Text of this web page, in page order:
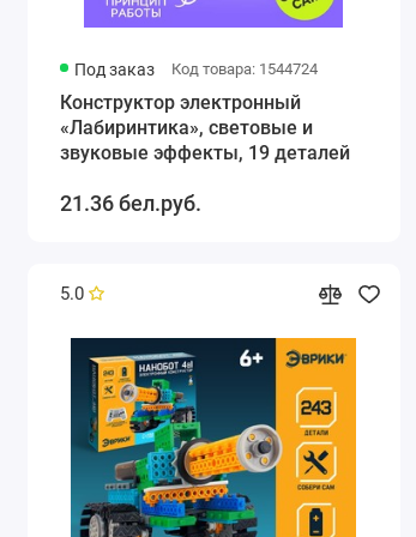
Под заказ Код товара: 1544724
Конструктор электронный
«Лабиринтика», световые и
звуковые эффекты, 19 деталей
21.36 бел.руб.
5.0